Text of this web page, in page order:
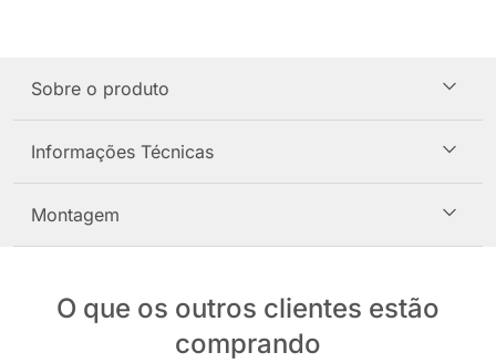
Sobre o produto
Informações Técnicas
Montagem
O que os outros clientes estão
comprando